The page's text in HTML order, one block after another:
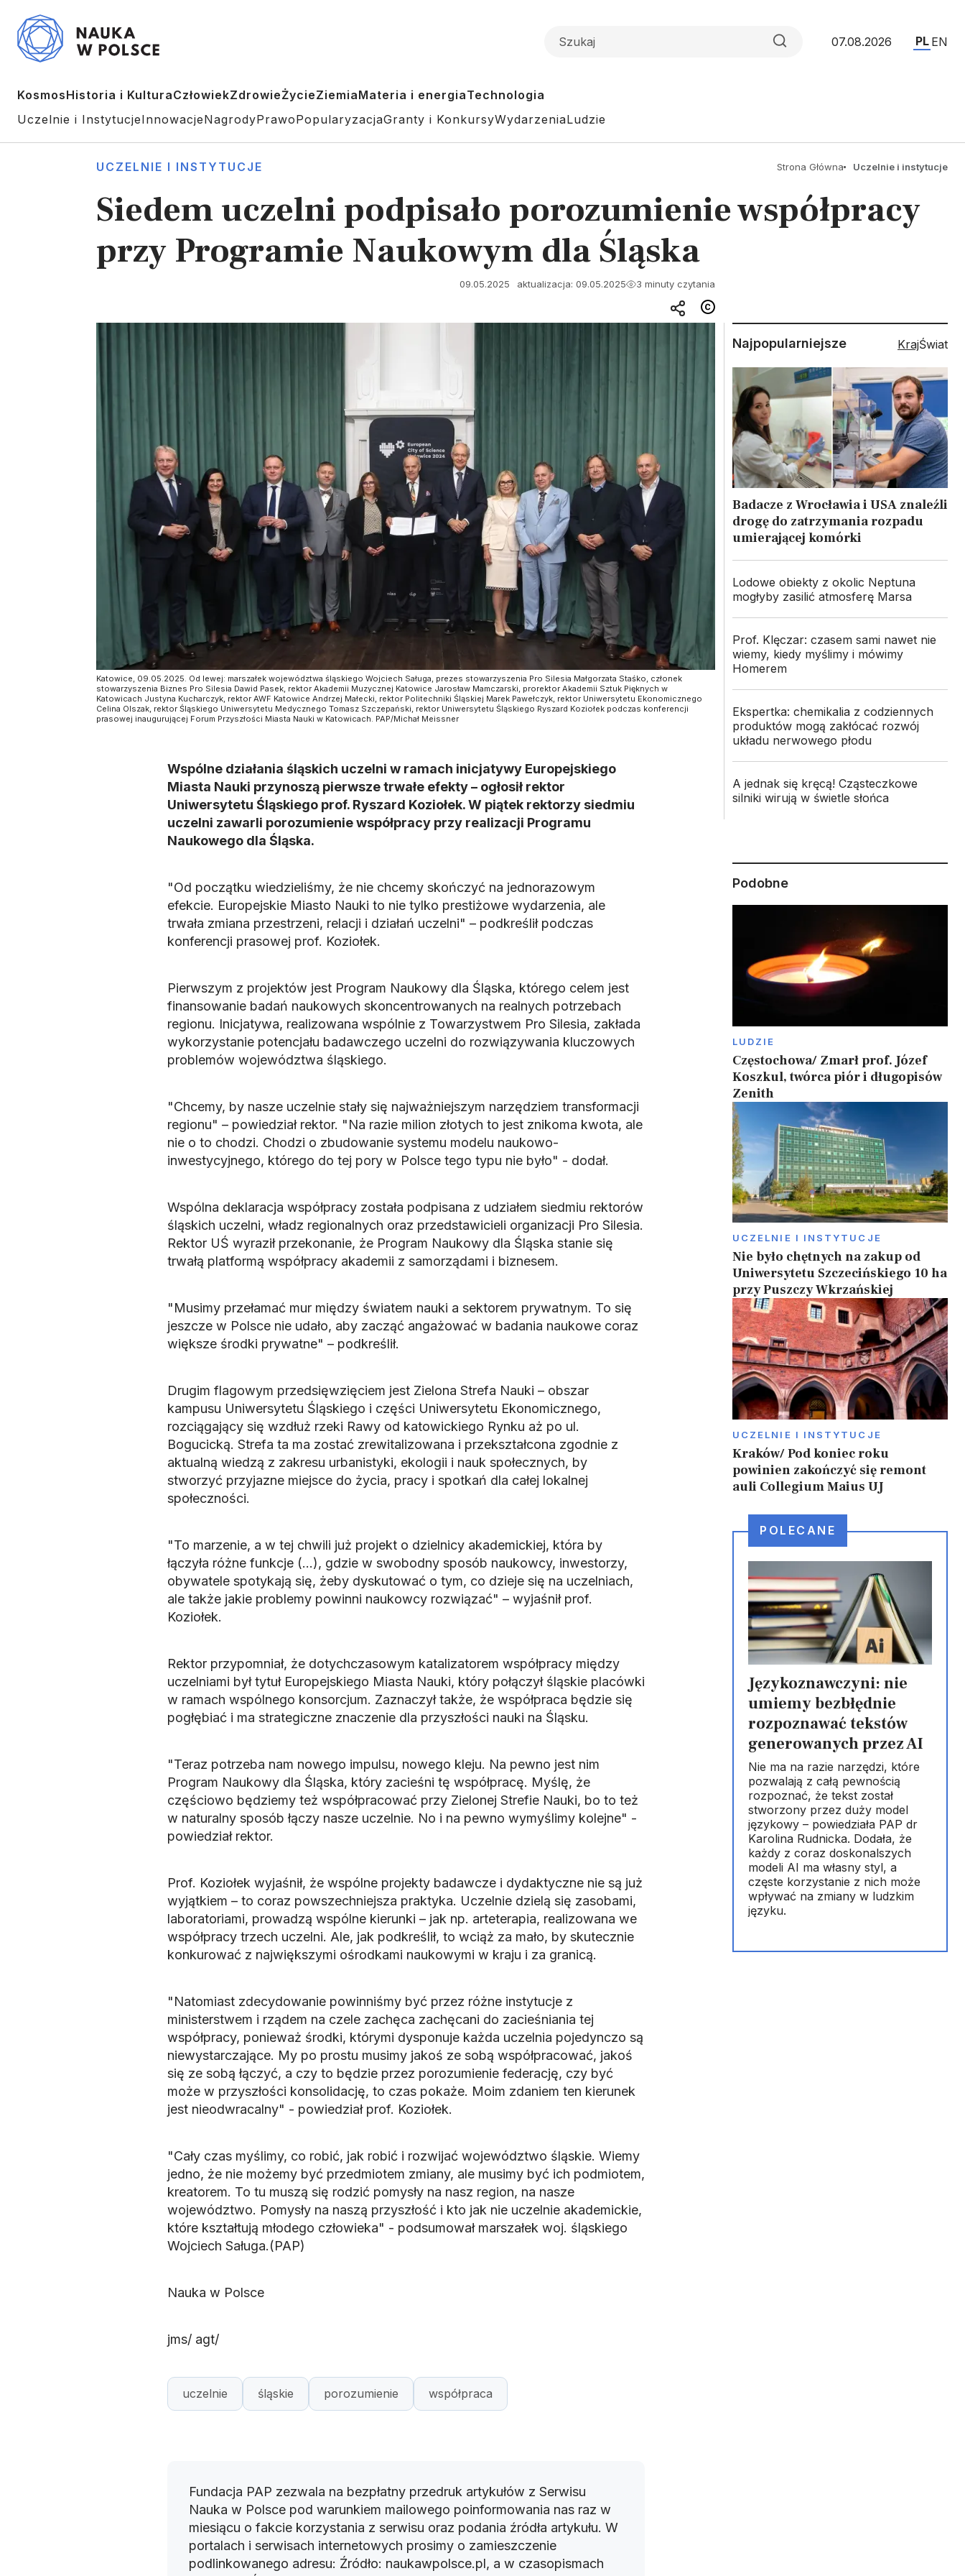
07.08.2026 PL EN
KosmosHistoria i KulturaCzłowiekZdrowieŻycieZiemiaMateria i energiaTechnologia
Uczelnie i InstytucjeInnowacjeNagrodyPrawoPopularyzacjaGranty i KonkursyWydarzeniaLudzie
UCZELNIE I INSTYTUCJE Strona Główna Uczelnie i instytucje
Siedem uczelni podpisało porozumienie współpracy
przy Programie Naukowym dla Śląska
09.05.2025 aktualizacja: 09.05.2025 3 minuty czytania
Katowice, 09.05.2025. Od lewej: marszałek województwa śląskiego Wojciech Saługa, prezes stowarzyszenia Pro Silesia Małgorzata Staśko, członek
stowarzyszenia Biznes Pro Silesia Dawid Pasek, rektor Akademii Muzycznej Katowice Jarosław Mamczarski, prorektor Akademii Sztuk Pięknych w
Katowicach Justyna Kucharczyk, rektor AWF Katowice Andrzej Małecki, rektor Politechniki Śląskiej Marek Pawełczyk, rektor Uniwersytetu Ekonomicznego
Celina Olszak, rektor Śląskiego Uniwersytetu Medycznego Tomasz Szczepański, rektor Uniwersytetu Śląskiego Ryszard Koziołek podczas konferencji
prasowej inaugurującej Forum Przyszłości Miasta Nauki w Katowicach. PAP/Michał Meissner
Wspólne działania śląskich uczelni w ramach inicjatywy Europejskiego
Miasta Nauki przynoszą pierwsze trwałe efekty – ogłosił rektor
Uniwersytetu Śląskiego prof. Ryszard Koziołek. W piątek rektorzy siedmiu
uczelni zawarli porozumienie współpracy przy realizacji Programu
Naukowego dla Śląska.
"Od początku wiedzieliśmy, że nie chcemy skończyć na jednorazowym
efekcie. Europejskie Miasto Nauki to nie tylko prestiżowe wydarzenia, ale
trwała zmiana przestrzeni, relacji i działań uczelni" – podkreślił podczas
konferencji prasowej prof. Koziołek.
Pierwszym z projektów jest Program Naukowy dla Śląska, którego celem jest
finansowanie badań naukowych skoncentrowanych na realnych potrzebach
regionu. Inicjatywa, realizowana wspólnie z Towarzystwem Pro Silesia, zakłada
wykorzystanie potencjału badawczego uczelni do rozwiązywania kluczowych
problemów województwa śląskiego.
"Chcemy, by nasze uczelnie stały się najważniejszym narzędziem transformacji
regionu" – powiedział rektor. "Na razie milion złotych to jest znikoma kwota, ale
nie o to chodzi. Chodzi o zbudowanie systemu modelu naukowo-
inwestycyjnego, którego do tej pory w Polsce tego typu nie było" - dodał.
Wspólna deklaracja współpracy została podpisana z udziałem siedmiu rektorów
śląskich uczelni, władz regionalnych oraz przedstawicieli organizacji Pro Silesia.
Rektor UŚ wyraził przekonanie, że Program Naukowy dla Śląska stanie się
trwałą platformą współpracy akademii z samorządami i biznesem.
"Musimy przełamać mur między światem nauki a sektorem prywatnym. To się
jeszcze w Polsce nie udało, aby zacząć angażować w badania naukowe coraz
większe środki prywatne" – podkreślił.
Drugim flagowym przedsięwzięciem jest Zielona Strefa Nauki – obszar
kampusu Uniwersytetu Śląskiego i części Uniwersytetu Ekonomicznego,
rozciągający się wzdłuż rzeki Rawy od katowickiego Rynku aż po ul.
Bogucicką. Strefa ta ma zostać zrewitalizowana i przekształcona zgodnie z
aktualną wiedzą z zakresu urbanistyki, ekologii i nauk społecznych, by
stworzyć przyjazne miejsce do życia, pracy i spotkań dla całej lokalnej
społeczności.
"To marzenie, a w tej chwili już projekt o dzielnicy akademickiej, która by
łączyła różne funkcje (...), gdzie w swobodny sposób naukowcy, inwestorzy,
obywatele spotykają się, żeby dyskutować o tym, co dzieje się na uczelniach,
ale także jakie problemy powinni naukowcy rozwiązać" – wyjaśnił prof.
Koziołek.
Rektor przypomniał, że dotychczasowym katalizatorem współpracy między
uczelniami był tytuł Europejskiego Miasta Nauki, który połączył śląskie placówki
w ramach wspólnego konsorcjum. Zaznaczył także, że współpraca będzie się
pogłębiać i ma strategiczne znaczenie dla przyszłości nauki na Śląsku.
"Teraz potrzeba nam nowego impulsu, nowego kleju. Na pewno jest nim
Program Naukowy dla Śląska, który zacieśni tę współpracę. Myślę, że
częściowo będziemy też współpracować przy Zielonej Strefie Nauki, bo to też
w naturalny sposób łączy nasze uczelnie. No i na pewno wymyślimy kolejne" -
powiedział rektor.
Prof. Koziołek wyjaśnił, że wspólne projekty badawcze i dydaktyczne nie są już
wyjątkiem – to coraz powszechniejsza praktyka. Uczelnie dzielą się zasobami,
laboratoriami, prowadzą wspólne kierunki – jak np. arteterapia, realizowana we
współpracy trzech uczelni. Ale, jak podkreślił, to wciąż za mało, by skutecznie
konkurować z największymi ośrodkami naukowymi w kraju i za granicą.
"Natomiast zdecydowanie powinniśmy być przez różne instytucje z
ministerstwem i rządem na czele zachęca zachęcani do zacieśniania tej
współpracy, ponieważ środki, którymi dysponuje każda uczelnia pojedynczo są
niewystarczające. My po prostu musimy jakoś ze sobą współpracować, jakoś
się ze sobą łączyć, a czy to będzie przez porozumienie federację, czy być
może w przyszłości konsolidację, to czas pokaże. Moim zdaniem ten kierunek
jest nieodwracalny" - powiedział prof. Koziołek.
"Cały czas myślimy, co robić, jak robić i rozwijać województwo śląskie. Wiemy
jedno, że nie możemy być przedmiotem zmiany, ale musimy być ich podmiotem,
kreatorem. To tu muszą się rodzić pomysły na nasz region, na nasze
województwo. Pomysły na naszą przyszłość i kto jak nie uczelnie akademickie,
które kształtują młodego człowieka" - podsumował marszałek woj. śląskiego
Wojciech Saługa.(PAP)
Nauka w Polsce
jms/ agt/
uczelnie śląskie porozumienie współpraca
Fundacja PAP zezwala na bezpłatny przedruk artykułów z Serwisu
Nauka w Polsce pod warunkiem mailowego poinformowania nas raz w
miesiącu o fakcie korzystania z serwisu oraz podania źródła artykułu. W
portalach i serwisach internetowych prosimy o zamieszczenie
podlinkowanego adresu: Źródło: naukawpolsce.pl, a w czasopismach
Najpopularniejsze KrajŚwiat
Badacze z Wrocławia i USA znaleźli
drogę do zatrzymania rozpadu
umierającej komórki
Lodowe obiekty z okolic Neptuna
mogłyby zasilić atmosferę Marsa
Prof. Klęczar: czasem sami nawet nie
wiemy, kiedy myślimy i mówimy
Homerem
Ekspertka: chemikalia z codziennych
produktów mogą zakłócać rozwój
układu nerwowego płodu
A jednak się kręcą! Cząsteczkowe
silniki wirują w świetle słońca
Podobne
LUDZIE
Częstochowa/ Zmarł prof. Józef
Koszkul, twórca piór i długopisów
Zenith
UCZELNIE I INSTYTUCJE
Nie było chętnych na zakup od
Uniwersytetu Szczecińskiego 10 ha
przy Puszczy Wkrzańskiej
UCZELNIE I INSTYTUCJE
Kraków/ Pod koniec roku
powinien zakończyć się remont
auli Collegium Maius UJ
POLECANE
Językoznawczyni: nie
umiemy bezbłędnie
rozpoznawać tekstów
generowanych przez AI
Nie ma na razie narzędzi, które
pozwalają z całą pewnością
rozpoznać, że tekst został
stworzony przez duży model
językowy – powiedziała PAP dr
Karolina Rudnicka. Dodała, że
każdy z coraz doskonalszych
modeli AI ma własny styl, a
częste korzystanie z nich może
wpływać na zmiany w ludzkim
języku.